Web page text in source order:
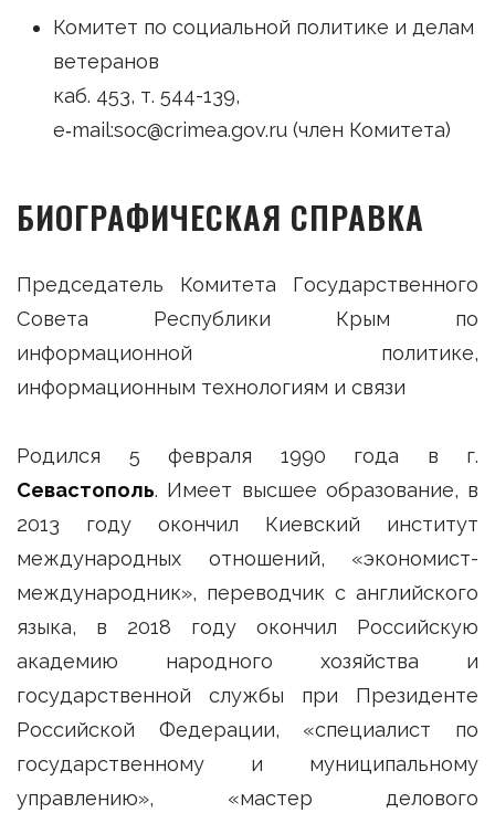
Комитет по социальной политике и делам
ветеранов
каб. 453, т. 544-139,
e‑mail:soc@crimea.gov.ru (член Комитета)
БИОГРАФИЧЕСКАЯ СПРАВКА
Председатель Комитета Государственного
Совета Республики Крым по
информационной политике,
информационным технологиям и связи
Родился 5 февраля 1990 года в г.
Севастополь. Имеет высшее образование, в
2013 году окончил Киевский институт
международных отношений, «экономист-
международник», переводчик с английского
языка, в 2018 году окончил Российскую
академию народного хозяйства и
государственной службы при Президенте
Российской Федерации, «специалист по
государственному и муниципальному
управлению», «мастер делового